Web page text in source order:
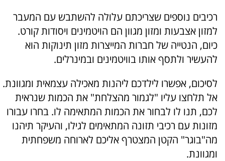
רכיבים נוספים שצריכתם עלולה להשתבש עם המעבר
למזון אצבעות ומזון מגוון הם הויטמינים ויסודות קורט.
כיום, הנטייה של חברות המייצרות מזון תינוקות הוא
להעשיר ולתסף אותו בוויטמינים ובמינרלים.
לסיכום, אפשרו לילדכם ליהנות מאכילה עצמאית ומגוונת.
אל תלחצו עליו "לגמור מהצלחת" את הכמות שנראית
לכם, תנו לו לבחור את הכמות המתאימה לו. בחרו עבורו
מזונות עם רכיבי תזונה המתאימים לגילו, והעיקר תיהנו
מה"בוגר" הקטן המצטרף אליכם לארוחה משפחתית
ומגוונת.